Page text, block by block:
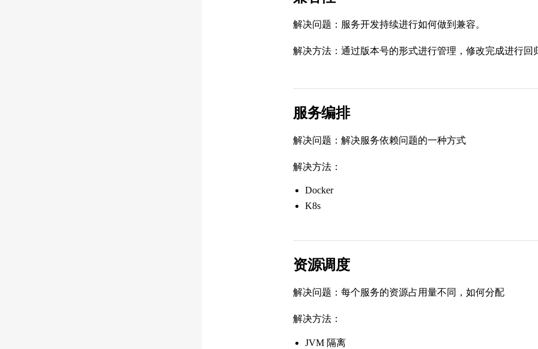
解决问题：服务开发持续进行如何做到兼容。
解决方法：通过版本号的形式进行管理，修改完成进行回
服务编排
解决问题：解决服务依赖问题的一种方式
解决方法：
Docker
K8s
资源调度
解决问题：每个服务的资源占用量不同，如何分配
解决方法：
JVM 隔离